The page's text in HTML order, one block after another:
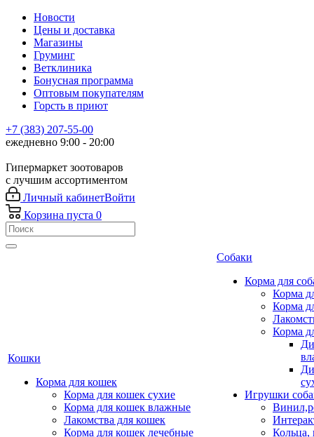
Новости
Цены и доставка
Магазины
Груминг
Ветклиника
Бонусная программа
Оптовым покупателям
Горсть в приют
+7 (383) 207-55-00
ежедневно 9:00 - 20:00
Гипермаркет зоотоваров
с лучшим ассортиментом
Личный кабинетВойти
Корзина пуста 0
Кошки
Корма для кошек
Корма для кошек сухие
Корма для кошек влажные
Лакомства для кошек
Корма для кошек лечебные
Собаки
Корма для
Корма
Корма
Корма
Игрушки
Кольца,